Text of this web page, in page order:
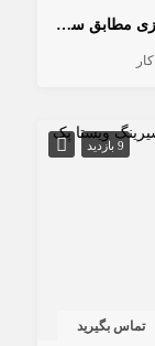
سایبان دکوراتیو | زیبایی، کیفیت و سفارش‌سازی مطابق سلیقه شما
9 بازدید
تماس بگیرید